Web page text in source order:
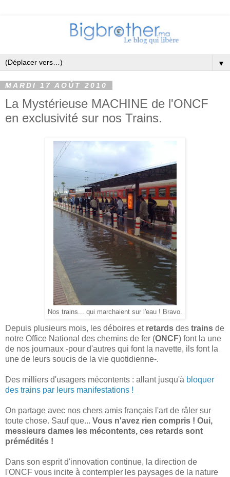
▼
MARDI 17 AOÛT 2010
La Mystérieuse MACHINE de l'ONCF
en exclusivité sur nos Trains.
Nos trains... qui marchaient sur l'eau ! Bravo.
Depuis plusieurs mois, les déboires et retards des trains de
notre Office National des chemins de fer (ONCF) font la une
de nos journaux -pour d'autres qui font la navette, ils font la
une de leurs soucis de la vie quotidienne-.
Des milliers d'usagers mécontents : allant jusqu'à bloquer
des trains par leurs manifestations !
On partage avec nos chers amis français l'art de râler sur
toute chose. Sauf que... Vous n'avez rien compris ! Oui,
messieurs dames les mécontents, ces retards sont
prémédités !
Dans son esprit d'innovation continue, la direction de
l'ONCF vous incite à contempler les paysages de la nature